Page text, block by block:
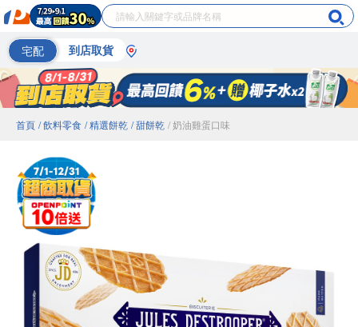
宅配 到店取貨
首頁 / 飲料零食 / 精選餅乾 / 甜餅乾 / 奶油雞蛋口味